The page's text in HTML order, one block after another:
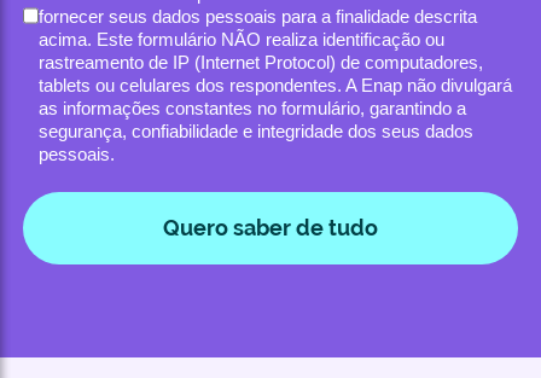
fornecer seus dados pessoais para a finalidade descrita
acima. Este formulário NÃO realiza identificação ou
rastreamento de IP (Internet Protocol) de computadores,
tablets ou celulares dos respondentes. A Enap não divulgará
as informações constantes no formulário, garantindo a
segurança, confiabilidade e integridade dos seus dados
pessoais.
Quero saber de tudo